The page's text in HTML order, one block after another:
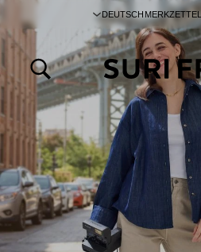
springen DEUTSCHMERKZETTEL